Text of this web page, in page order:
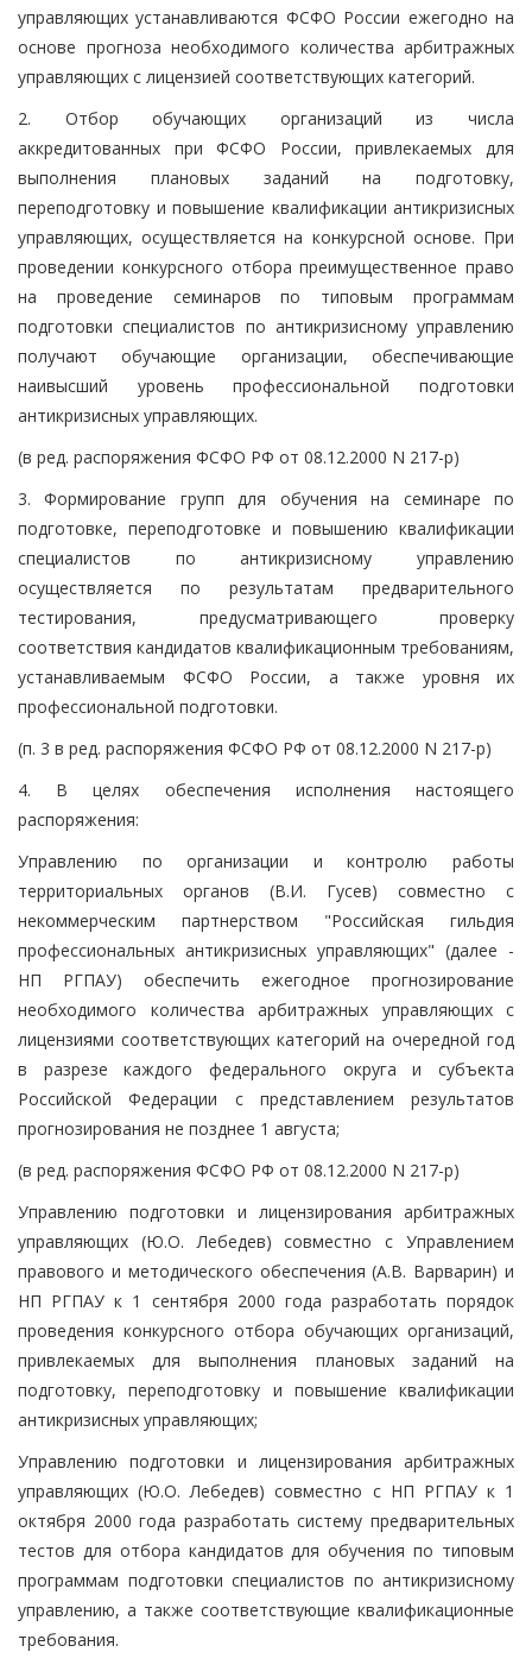
управляющих устанавливаются ФСФО России ежегодно на
основе прогноза необходимого количества арбитражных
управляющих с лицензией соответствующих категорий.
2. Отбор обучающих организаций из числа
аккредитованных при ФСФО России, привлекаемых для
выполнения плановых заданий на подготовку,
переподготовку и повышение квалификации антикризисных
управляющих, осуществляется на конкурсной основе. При
проведении конкурсного отбора преимущественное право
на проведение семинаров по типовым программам
подготовки специалистов по антикризисному управлению
получают обучающие организации, обеспечивающие
наивысший уровень профессиональной подготовки
антикризисных управляющих.
(в ред. распоряжения ФСФО РФ от 08.12.2000 N 217-р)
3. Формирование групп для обучения на семинаре по
подготовке, переподготовке и повышению квалификации
специалистов по антикризисному управлению
осуществляется по результатам предварительного
тестирования, предусматривающего проверку
соответствия кандидатов квалификационным требованиям,
устанавливаемым ФСФО России, а также уровня их
профессиональной подготовки.
(п. 3 в ред. распоряжения ФСФО РФ от 08.12.2000 N 217-р)
4. В целях обеспечения исполнения настоящего
распоряжения:
Управлению по организации и контролю работы
территориальных органов (В.И. Гусев) совместно с
некоммерческим партнерством "Российская гильдия
профессиональных антикризисных управляющих" (далее -
НП РГПАУ) обеспечить ежегодное прогнозирование
необходимого количества арбитражных управляющих с
лицензиями соответствующих категорий на очередной год
в разрезе каждого федерального округа и субъекта
Российской Федерации с представлением результатов
прогнозирования не позднее 1 августа;
(в ред. распоряжения ФСФО РФ от 08.12.2000 N 217-р)
Управлению подготовки и лицензирования арбитражных
управляющих (Ю.О. Лебедев) совместно с Управлением
правового и методического обеспечения (А.В. Варварин) и
НП РГПАУ к 1 сентября 2000 года разработать порядок
проведения конкурсного отбора обучающих организаций,
привлекаемых для выполнения плановых заданий на
подготовку, переподготовку и повышение квалификации
антикризисных управляющих;
Управлению подготовки и лицензирования арбитражных
управляющих (Ю.О. Лебедев) совместно с НП РГПАУ к 1
октября 2000 года разработать систему предварительных
тестов для отбора кандидатов для обучения по типовым
программам подготовки специалистов по антикризисному
управлению, а также соответствующие квалификационные
требования.